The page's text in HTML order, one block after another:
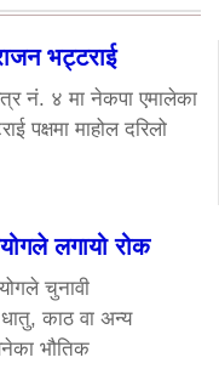
भट्टराई
नं. ४ मा नेकपा एमालेका
पक्षमा माहोल दरिलो
लगायो रोक
चुनावी
काठ वा अन्य
भौतिक